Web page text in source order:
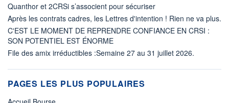
Quanthor et 2CRSi s’associent pour sécuriser
Après les contrats cadres, les Lettres d'intention ! Rien ne va plus.
C'EST LE MOMENT DE REPRENDRE CONFIANCE EN CRSI :
SON POTENTIEL EST ÉNORME
File des amix irréductibles :Semaine 27 au 31 juillet 2026.
PAGES LES PLUS POPULAIRES